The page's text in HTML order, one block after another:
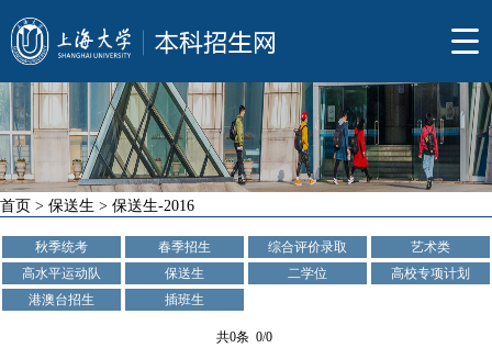
首页 > 保送生 > 保送生-2016
秋季统考 春季招生 综合评价录取
艺术类
高水平运动队
保送生 二学位
高校专项计划
港澳台招生
插班生
共0条 0/0